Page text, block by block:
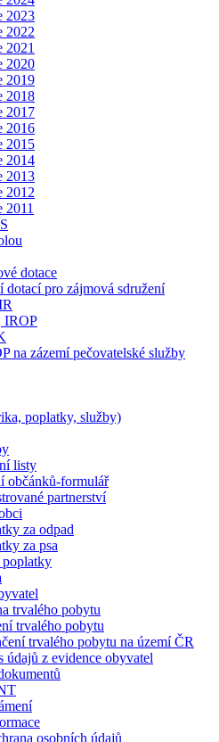
2023
2022
2021
2020
2019
2018
2017
2016
2015
2014
2013
2012
2011
dotace
dotací pro zájmová sdružení
IROP
na zázemí pečovatelské služby
poplatky, služby)
listy
občánků-formulář
partnerství
za odpad
za psa
trvalého pobytu
trvalého pobytu
trvalého pobytu na území ČR
údajů z evidence obyvatel
osobních údajů